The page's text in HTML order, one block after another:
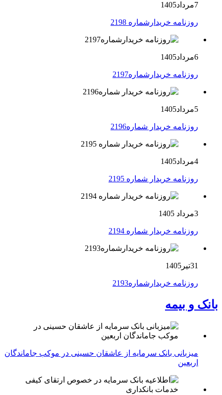
7مرداد1405
روزنامه خریدارشماره 2198
6مرداد1405
روزنامه خریدارشماره2197
5مرداد1405
روزنامه خریدار شماره2196
4مرداد1405
روزنامه خریدار شماره 2195
3مرداد 1405
روزنامه خریدار شماره 2194
31تیر1405
روزنامه خریدارشماره2193
بانک و بیمه
میزبانی بانک سرمایه از عاشقان حسینی در موکب جاماندگان
اربعین